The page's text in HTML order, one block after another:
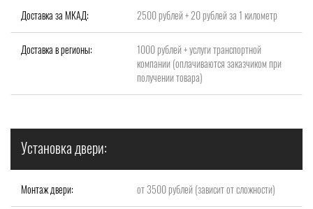
Доставка за МКАД: 2500 рублей + 20 рублей за 1 километр
Доставка в регионы:
1000 рублей + услуги транспортной
компании (оплачиваются заказчиком при
получении товара)
Установка двери:
Монтаж двери: от 3500 рублей (зависит от сложности)